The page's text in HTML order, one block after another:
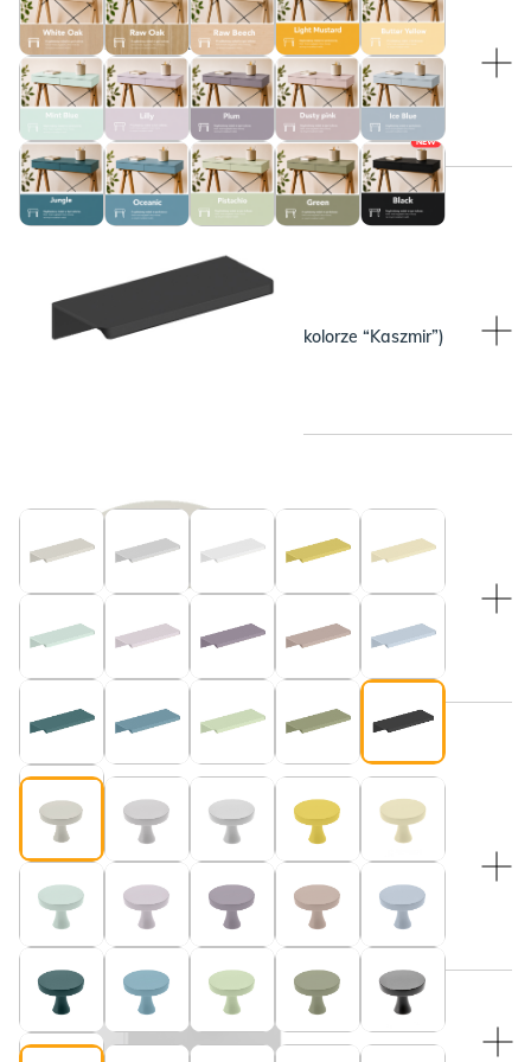
NEW
WYBRANY KOLOR:
Czarny
WYBRANY KOLOR:
WYBRANY KOLOR:
Beżowy (pasuje do blatu w kolorze “Kaszmir”)
Beżowy (pasuje do blatu w kolorze “Kaszmir”)
WYBRANY KOLOR:
Beżowy (pasuje do blatu w kolorze “Kaszmir”)
Beżowy (pasuje do blatu w kolorze “Kaszmir”)
WYBIERZ KOLOR NÓŻEK:
WYBIERZ KOLOR NÓŻEK:
Bukowe nogi i czarne druciki
Kolor SOFTY
BEZ SOFTY